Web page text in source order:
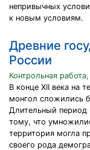
непривычных
к новым условиям.
Древние
России
Контрольная
В конце XII века на
монгол сложились
Длительный период
тому, что
территория могла
своего рода